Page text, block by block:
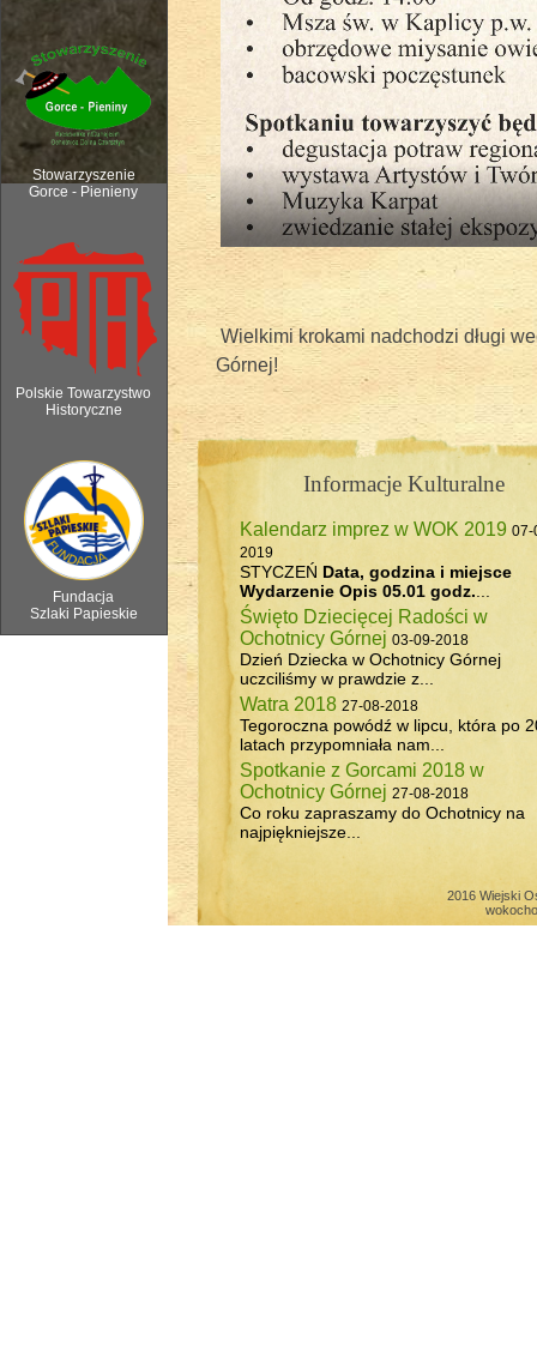
Stowarzyszenie
Gorce - Pienieny
Polskie Towarzystwo
Historyczne
Fundacja
Szlaki Papieskie
Rozpoczęcie sezonu pasterskiego, 6
6 sierpnia 2018 - Watra w Ochotnicy
Wielkimi krokami nadchodzi długi
Górnej!
Informacje Kulturalne
Kalendarz imprez w WOK 2019 07-
2019
STYCZEŃ Data, godzina i miejsce
Wydarzenie Opis 05.01 godz.
Święto Dziecięcej Radości w
Ochotnicy Górnej 03-09-2018
Dzień Dziecka w Ochotnicy Górnej
uczciliśmy w prawdzie z...
Watra 2018 27-08-2018
Tegoroczna powódź w lipcu, która po
latach przypomniała nam...
Spotkanie z Gorcami 2018 w
Ochotnicy Górnej 27-08-2018
Co roku zapraszamy do Ochotnicy na
najpiękniejsze...
2016 Wiejski